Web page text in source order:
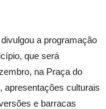
a programação
que será
na Praça do
apresentações culturais
e barracas